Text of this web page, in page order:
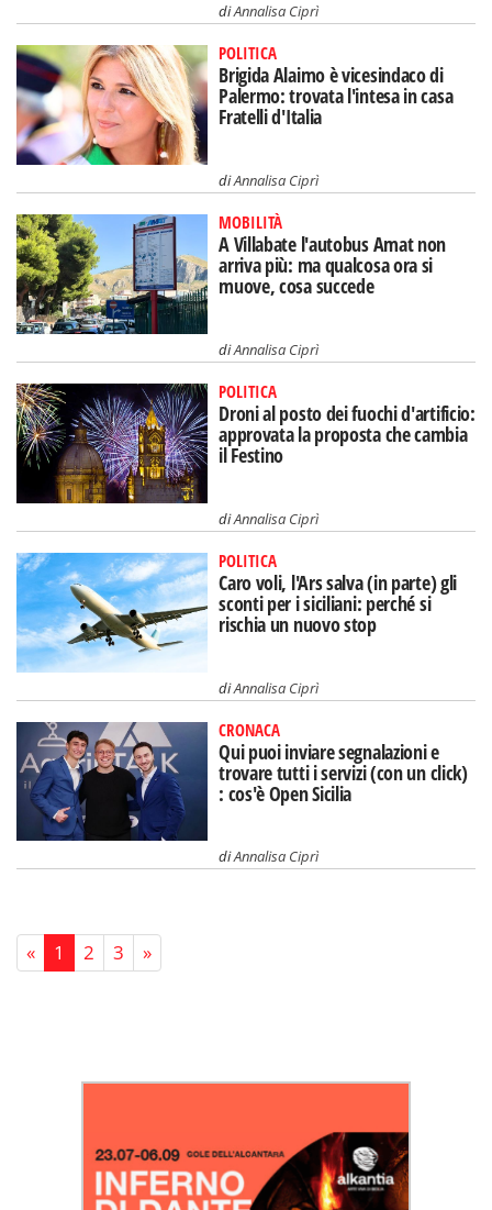
diAnnalisa Ciprì
POLITICA
Brigida Alaimo è vicesindaco di
Palermo: trovata l'intesa in casa
Fratelli d'Italia
diAnnalisa Ciprì
MOBILITÀ
A Villabate l'autobus Amat non
arriva più: ma qualcosa ora si
muove, cosa succede
diAnnalisa Ciprì
POLITICA
Droni al posto dei fuochi d'artificio:
approvata la proposta che cambia
il Festino
diAnnalisa Ciprì
POLITICA
Caro voli, l'Ars salva (in parte) gli
sconti per i siciliani: perché si
rischia un nuovo stop
diAnnalisa Ciprì
CRONACA
Qui puoi inviare segnalazioni e
trovare tutti i servizi (con un click)
: cos'è Open Sicilia
diAnnalisa Ciprì
« 1 2 3 »